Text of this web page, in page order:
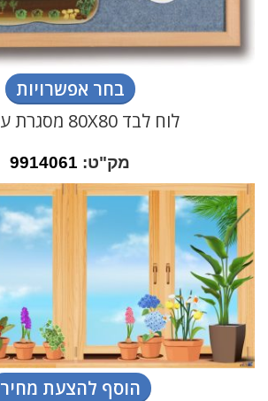
בחר אפשרויות
לוח לבד 80X80 מסגרת עץ בוק
מק"ט: 9914061
הוסף להצעת מחיר